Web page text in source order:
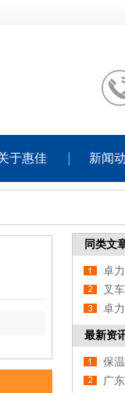
于惠佳 新闻
同类文
卓
叉
卓
最新资
保
广